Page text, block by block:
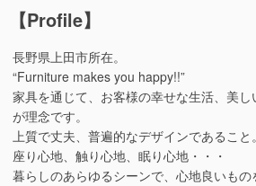
【Profile】
長野県上田市所在。
“Furniture makes you happy!!”
家具を通じて、お客様の幸せな生活、美し
が理念です。
上質で丈夫、普遍的なデザインであること。
座り心地、触り心地、眠り心地・・・
暮らしのあらゆるシーンで、心地良いもの